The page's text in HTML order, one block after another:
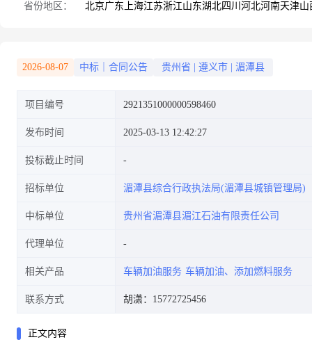
省份地区： 北京广东 上海江苏浙江山东湖北四川 河北河南天津山
2026-08-07 中标｜合同公告 贵州省 遵义市 湄潭县
项目编号 2921351000000598460
发布时间 2025-03-13 12:42:27
投标截止时间
招标单位 湄潭县综合行政执法局(湄潭县城镇管理局)
中标单位 贵州省湄潭县湄江石油有限责任公司
代理单位
相关产品 车辆加油服务 车辆加油、添加燃料服务
联系方式 胡潇：15772725456
正文内容